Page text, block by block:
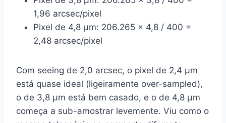
1,96 arcsec/pixel
Pixel de 4,8 µm: 206.265 × 4,8 / 400 =
2,48 arcsec/pixel
Com seeing de 2,0 arcsec, o pixel de 2,4 µm
está quase ideal (ligeiramente over-sampled),
o de 3,8 µm está bem casado, e o de 4,8 µm
começa a sub-amostrar levemente. Viu como o